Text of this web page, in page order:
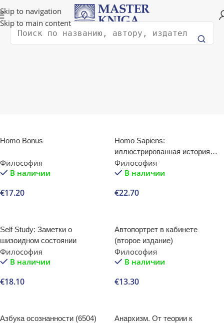
Skip to navigation
Skip to main content
Доставка в любую страну мира!
Поиск
Homo Bonus
Философия
В наличии
€17.20
Homo Sapiens:
иллюстрированная история
интеллекта
Философия
В наличии
€22.70
Self Study: Заметки о
шизоидном состоянии
Философия
В наличии
€18.10
Автопортрет в кабинете
(второе издание)
Философия
В наличии
€13.30
Азбука осознанности (6504)
Анархизм. От теории к